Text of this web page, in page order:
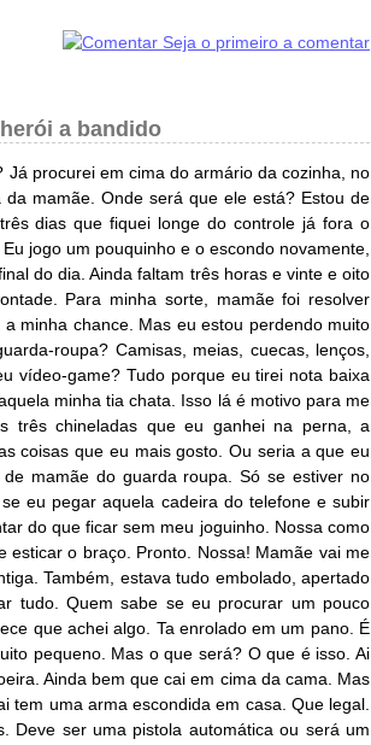
Seja o primeiro a comentar
a bandido
procurei em cima do armário da cozinha, no
mamãe. Onde será que ele está? Estou de
dias que fiquei longe do controle já fora o
jogo um pouquinho e o escondo novamente,
do dia. Ainda faltam três horas e vinte e oito
Para minha sorte, mamãe foi resolver
minha chance. Mas eu estou perdendo muito
roupa? Camisas, meias, cuecas, lenços,
vídeo-game? Tudo porque eu tirei nota baixa
minha tia chata. Isso lá é motivo para me
três chineladas que eu ganhei na perna, a
coisas que eu mais gosto. Ou seria a que eu
mamãe do guarda roupa. Só se estiver no
eu pegar aquela cadeira do telefone e subir
do que ficar sem meu joguinho. Nossa como
o braço. Pronto. Nossa! Mamãe vai me
Também, estava tudo embolado, apertado
tudo. Quem sabe se eu procurar um pouco
que achei algo. Ta enrolado em um pano. É
pequeno. Mas o que será? O que é isso. Ai
Ainda bem que cai em cima da cama. Mas
tem uma arma escondida em casa. Que legal.
Deve ser uma pistola automática ou será um